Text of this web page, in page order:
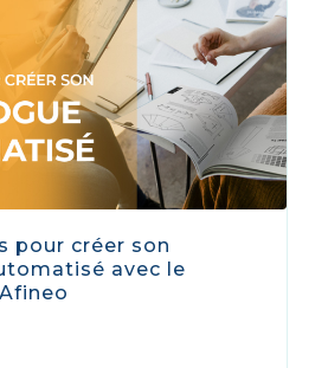
pour créer son
avec le